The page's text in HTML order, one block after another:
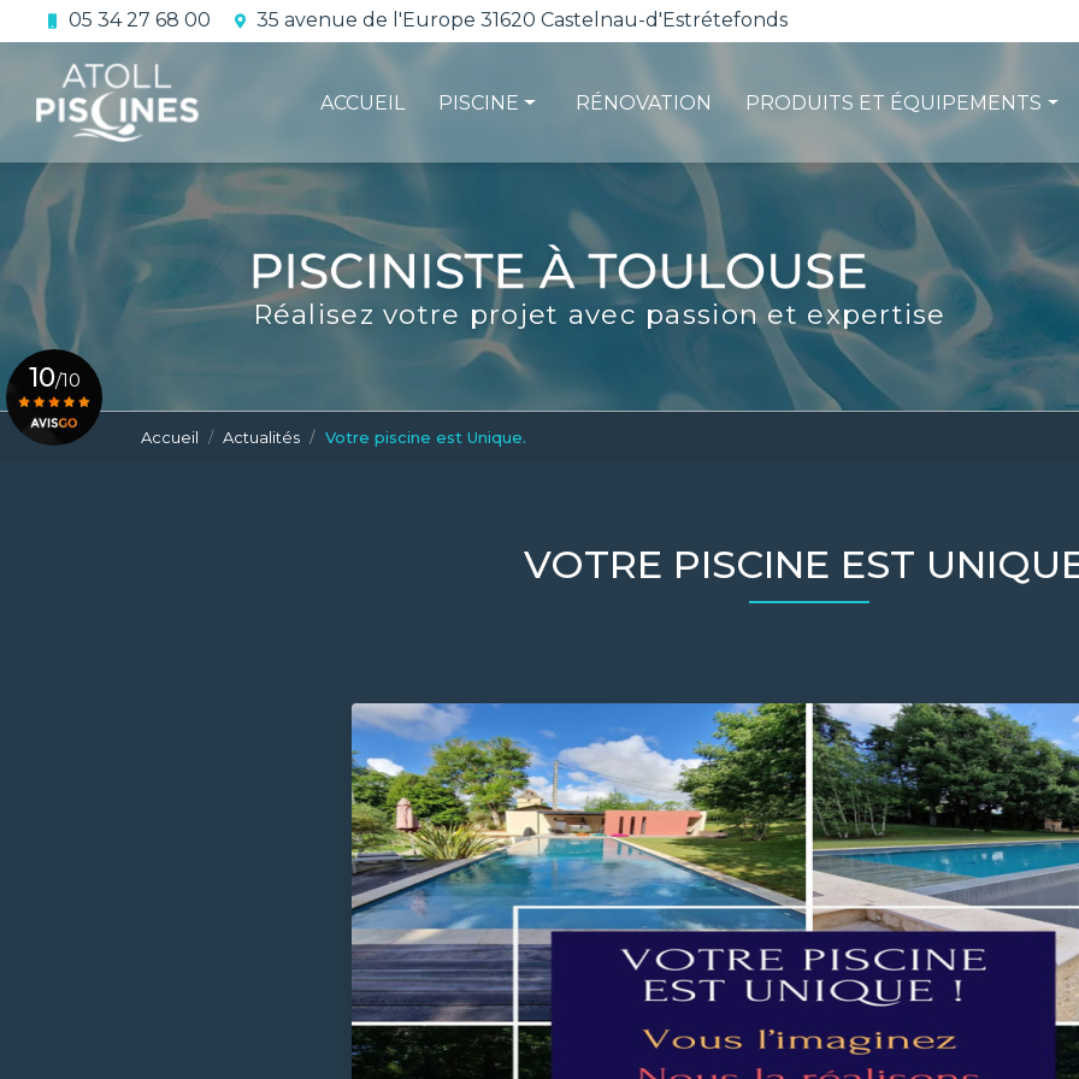
au
contenu
principal
05 34 27 68 00
35 avenue de l'Europe 31620 Castelnau-d'Estrétefonds
ACCUEIL PISCINE
L'étanchéité
La conformité
Le contrat d'entretien
RÉNOVATION PRODUITS ET ÉQUIPEMENTS
Les pompes à chaleur
La filtration
Les robots piscines
Volets et sécurité
La stérilisation
Les abris
Réalisez votre projet avec passion et expertise
10/10
Accueil Actualités Votre piscine est Unique.
VOTRE PISCINE EST